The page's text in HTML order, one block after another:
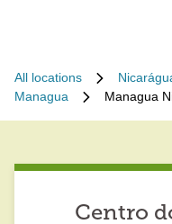
All locations
Managua
Managua
Centro